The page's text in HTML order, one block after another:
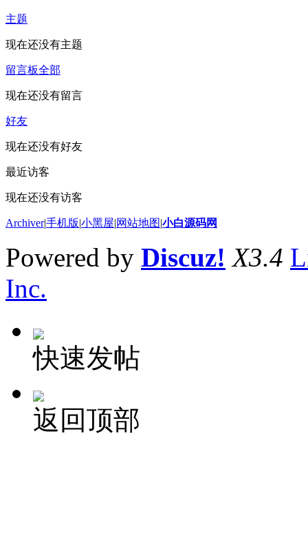
主题
现在还没有主题
留言板全部
现在还没有留言
好友
现在还没有好友
最近访客
现在还没有访客
Archiver|手机版|小黑屋|网站地图|小白源码网
Powered by Discuz! X3.4
Inc.
快速发帖
返回顶部